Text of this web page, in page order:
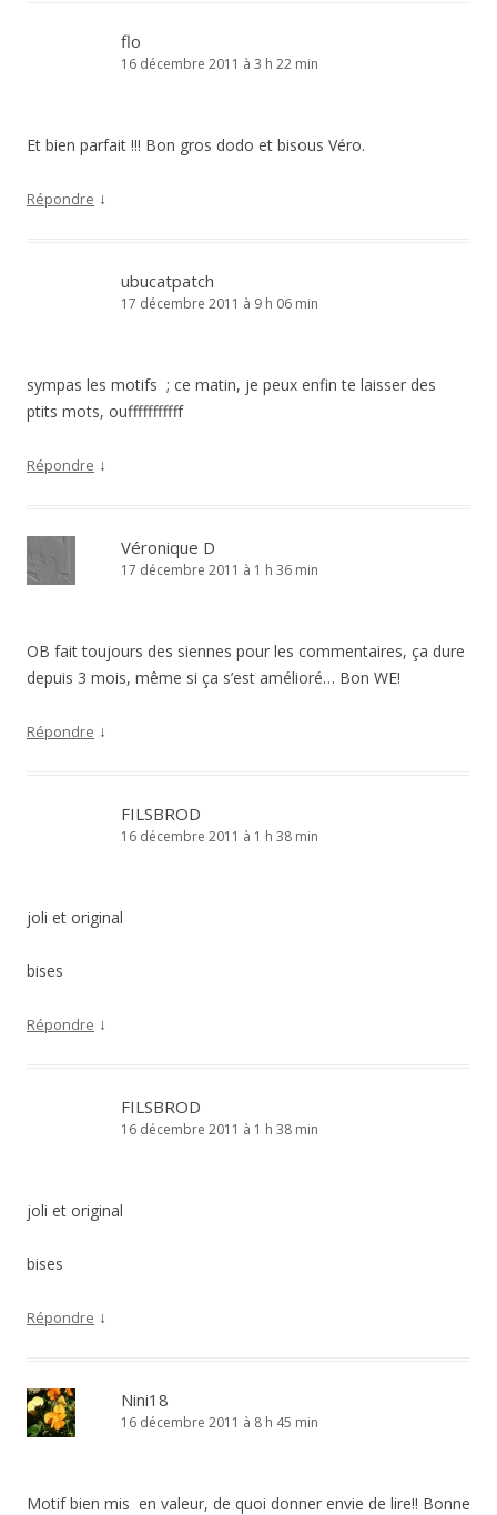
flo
16 décembre 2011 à 3 h 22 min
Et bien parfait !!! Bon gros dodo et bisous Véro.
Répondre ↓
ubucatpatch
17 décembre 2011 à 9 h 06 min
sympas les motifs ; ce matin, je peux enfin te laisser des
ptits mots, oufffffffffff
Répondre ↓
Véronique D
17 décembre 2011 à 1 h 36 min
OB fait toujours des siennes pour les commentaires, ça dure
depuis 3 mois, même si ça s’est amélioré… Bon WE!
Répondre ↓
FILSBROD
16 décembre 2011 à 1 h 38 min
joli et original
bises
Répondre ↓
FILSBROD
16 décembre 2011 à 1 h 38 min
joli et original
bises
Répondre ↓
Nini18
16 décembre 2011 à 8 h 45 min
Motif bien mis en valeur, de quoi donner envie de lire!! Bonne